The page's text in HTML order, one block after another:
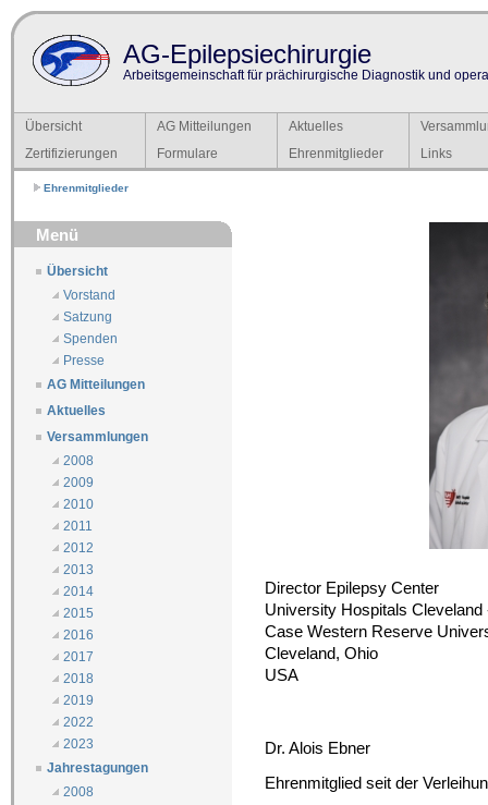
AG-Epilepsiechirurgie
Arbeitsgemeinschaft für prächirurgische Diagnostik und
Übersicht AG Mitteilungen Aktuelles
Zertifizierungen
Formulare Ehrenmitglieder Links
Ehrenmitglieder
Menü
Übersicht
Vorstand
Satzung
Spenden
Presse
AG Mitteilungen
Aktuelles
Versammlungen
2008
2009
2010
2011
2012
2013
2014
2015
2016
2017
2018
2019
2022
2023
Jahrestagungen
2008
Director Epilepsy Center
University Hospitals
Case Western Reserve
Cleveland, Ohio
USA
Dr. Alois Ebner
Ehrenmitglied seit der